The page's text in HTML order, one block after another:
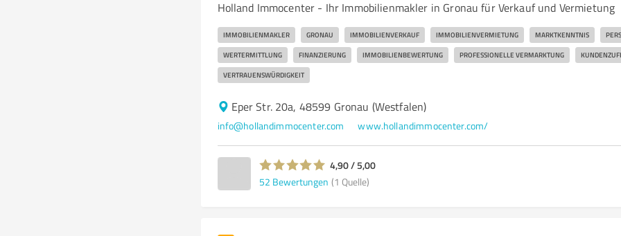
Holland Immocenter - Ihr Immobilienmakler in Gronau für Verkauf und Vermietung
IMMOBILIENMAKLER GRONAU IMMOBILIENVERKAUF IMMOBILIENVERMIETUNG MARKTKENNTNIS
WERTERMITTLUNG FINANZIERUNG IMMOBILIENBEWERTUNG PROFESSIONELLE VERMARKTUNG
VERTRAUENSWÜRDIGKEIT
Eper Str. 20a, 48599 Gronau (Westfalen)
info@hollandimmocenter.com www.hollandimmocenter.com/
4,90 / 5,00
52 Bewertungen (1 Quelle)